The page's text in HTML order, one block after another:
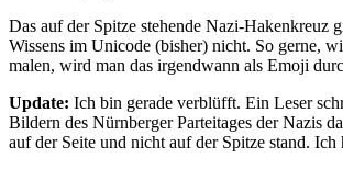
Das auf der Spitze stehende Nazi-Hakenkreuz
Wissens im Unicode (bisher) nicht. So gerne,
malen, wird man das irgendwann als Emoji
Update: Ich bin gerade verblüfft. Ein Leser
Bildern des Nürnberger Parteitages der Nazis
auf der Seite und nicht auf der Spitze stand. Ich